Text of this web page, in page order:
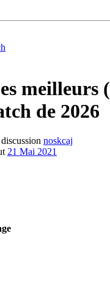
meilleurs
de 2026
noskcaj
21 Mai 2021